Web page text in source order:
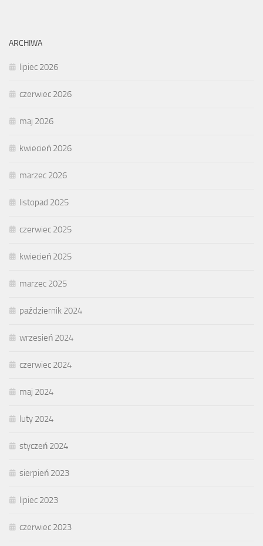
ARCHIWA
lipiec 2026
czerwiec 2026
maj 2026
kwiecień 2026
marzec 2026
listopad 2025
czerwiec 2025
kwiecień 2025
marzec 2025
październik 2024
wrzesień 2024
czerwiec 2024
maj 2024
luty 2024
styczeń 2024
sierpień 2023
lipiec 2023
czerwiec 2023